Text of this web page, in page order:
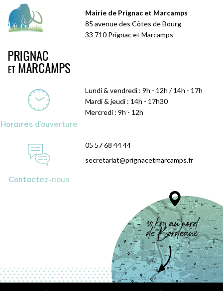
Mairie de Prignac et Marcamps
85 avenue des Côtes de Bourg
33 710 Prignac et Marcamps
Horaires d'ouverture
Lundi & vendredi : 9h - 12h / 14h - 17h
Mardi & jeudi : 14h - 17h30
Mercredi : 9h - 12h
Contactez-nous
05 57 68 44 44
secretariat@prignacetmarcamps.fr